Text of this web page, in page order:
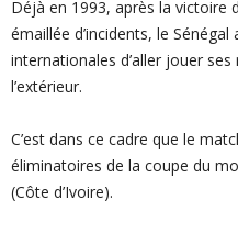
Déjà en 1993, après la victoire
émaillée d’incidents, le
internationales d’aller jouer
l’extérieur.
C’est dans ce cadre que le
éliminatoires de la coupe du
(Côte d’Ivoire).